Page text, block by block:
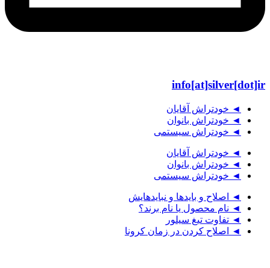
info[at]silver[dot]ir
◄ خودتراش آقایان
◄ خودتراش بانوان
◄ خودتراش سیستمی
◄ خودتراش آقایان
◄ خودتراش بانوان
◄ خودتراش سیستمی
◄ اصلاح و بایدها و نبایدهایش
◄ نام محصول یا نام برند؟
◄ تفاوت تیغ سیلور
◄ اصلاح کردن در زمان کرونا